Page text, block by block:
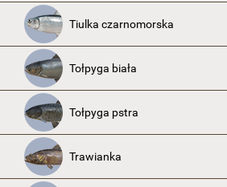
Tiulka czarnomorska
Tołpyga biała
Tołpyga pstra
Trawianka